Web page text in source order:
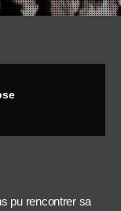
pu rencontrer sa